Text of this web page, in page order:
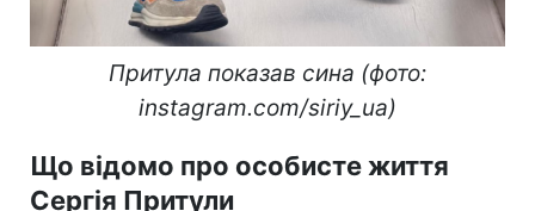
Притула показав сина (фото:
instagram.com/siriy_ua)
Що відомо про особисте життя
Сергія Притули